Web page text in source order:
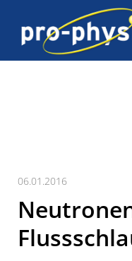
06.01.2016